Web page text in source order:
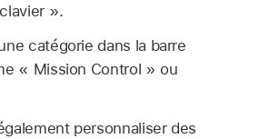
».
catégorie dans la barre
« Mission Control » ou
personnaliser des